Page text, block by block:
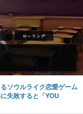
ソウルライク恋愛ゲーム
失敗すると「YOU